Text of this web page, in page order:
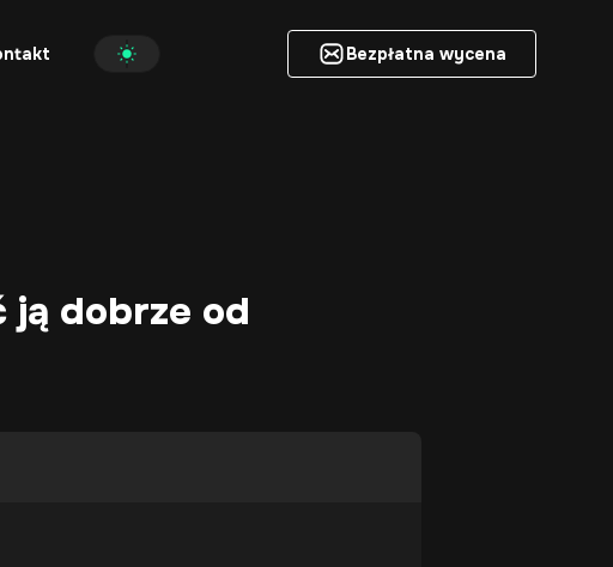
Bezpłatna wycena
dobrze od